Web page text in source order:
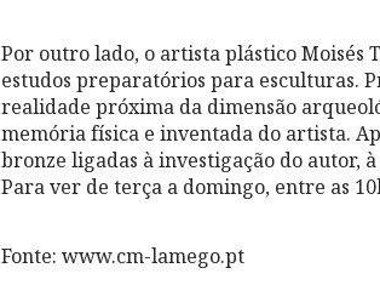
Por outro lado, o artista plástico Moisés
estudos preparatórios para esculturas.
realidade próxima da dimensão
memória física e inventada do artista.
bronze ligadas à investigação do autor,
Para ver de terça a domingo, entre as
Fonte: www.cm-lamego.pt